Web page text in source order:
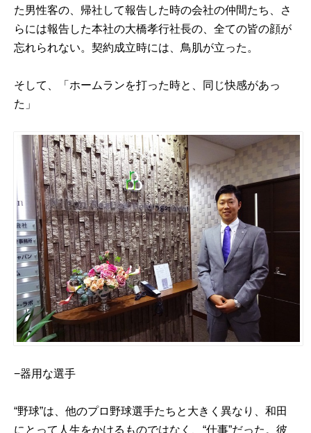
た男性客の、帰社して報告した時の会社の仲間たち、さ
らには報告した本社の大橋孝行社長の、全ての皆の顔が
忘れられない。契約成立時には、鳥肌が立った。
そして、「ホームランを打った時と、同じ快感があっ
た」
−器用な選手
“野球”は、他のプロ野球選手たちと大きく異なり、和田
にとって人生をかけるものではなく、“仕事”だった。彼